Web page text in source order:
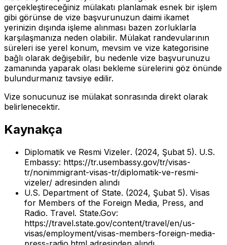
gerçekleştireceğiniz mülakatı planlamak esnek bir işlem
gibi görünse de vize başvurunuzun daimi ikamet
yerinizin dışında işleme alınması bazen zorluklarla
karşılaşmanıza neden olabilir. Mülakat randevularının
süreleri ise yerel konum, mevsim ve vize kategorisine
bağlı olarak değişebilir, bu nedenle vize başvurunuzu
zamanında yaparak olası bekleme sürelerini göz önünde
bulundurmanız tavsiye edilir.
Vize sonucunuz ise mülakat sonrasında direkt olarak
belirlenecektir.
Kaynakça
Diplomatik ve Resmi Vizeler. (2024, Şubat 5). U.S.
Embassy: https://tr.usembassy.gov/tr/visas-
tr/nonimmigrant-visas-tr/diplomatik-ve-resmi-
vizeler/ adresinden alındı
U.S. Department of State. (2024, Şubat 5). Visas
for Members of the Foreign Media, Press, and
Radio. Travel. State.Gov:
https://travel.state.gov/content/travel/en/us-
visas/employment/visas-members-foreign-media-